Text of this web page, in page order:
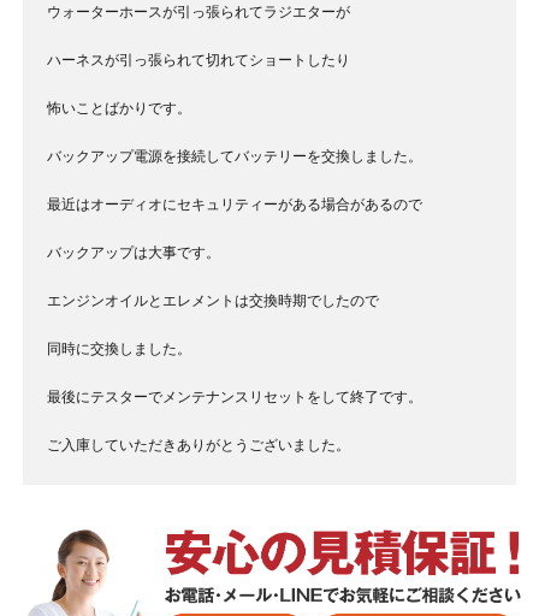
ウォーターホースが引っ張られてラジエターが
ハーネスが引っ張られて切れてショートしたり
怖いことばかりです。
バックアップ電源を接続してバッテリーを交換しました。
最近はオーディオにセキュリティーがある場合があるので
バックアップは大事です。
エンジンオイルとエレメントは交換時期でしたので
同時に交換しました。
最後にテスターでメンテナンスリセットをして終了です。
ご入庫していただきありがとうございました。